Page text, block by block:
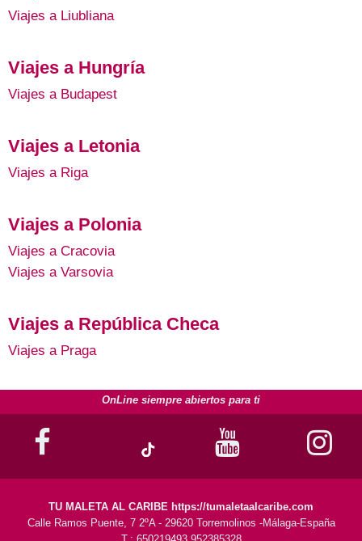
Viajes a Liubliana
Viajes a Hungría
Viajes a Budapest
Viajes a Letonia
Viajes a Riga
Viajes a Polonia
Viajes a Cracovia
Viajes a Varsovia
Viajes a República Checa
Viajes a Praga
OnLine siempre abiertos para ti
TU MALETA AL CARIBE https://tumaletaalcaribe.com
Calle Ramos Puente, 7 2ºA - 29620 Torremolinos -Málaga-España